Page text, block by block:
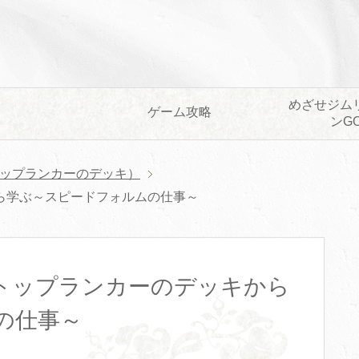
ゲーム攻略
めざせジム
ン
プランカーのデッキ）
ぶ～スピードフォルムの仕事～
ップランカーのデッキから
仕事～